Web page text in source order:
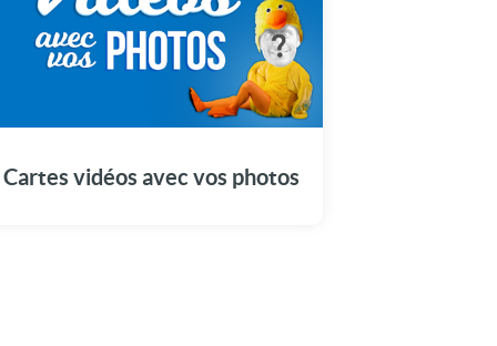
Cartes vidéos avec vos photos
Envoyez une vidéo contenant vos photos